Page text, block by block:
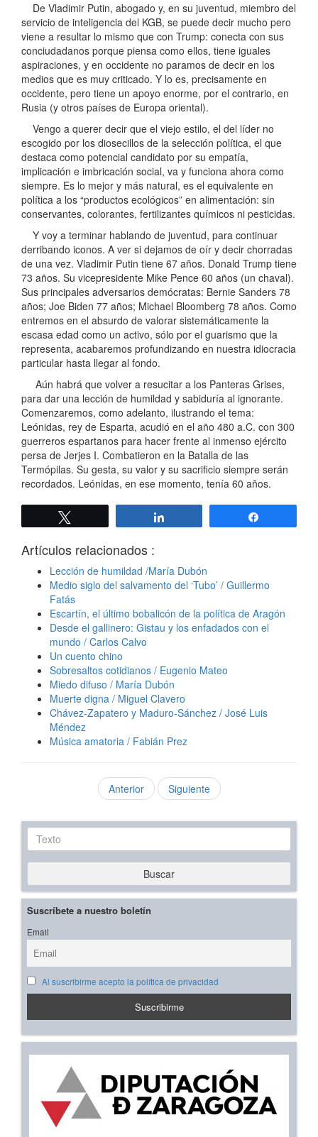
De Vladimir Putin, abogado y, en su juventud, miembro del
servicio de inteligencia del KGB, se puede decir mucho pero
viene a resultar lo mismo que con Trump: conecta con sus
conciudadanos porque piensa como ellos, tiene iguales
aspiraciones, y en occidente no paramos de decir en los
medios que es muy criticado. Y lo es, precisamente en
occidente, pero tiene un apoyo enorme, por el contrario, en
Rusia (y otros países de Europa oriental).
Vengo a querer decir que el viejo estilo, el del líder no
escogido por los diosecillos de la selección política, el que
destaca como potencial candidato por su empatía,
implicación e imbricación social, va y funciona ahora como
siempre. Es lo mejor y más natural, es el equivalente en
política a los “productos ecológicos” en alimentación: sin
conservantes, colorantes, fertilizantes químicos ni pesticidas.
Y voy a terminar hablando de juventud, para continuar
derribando iconos. A ver si dejamos de oír y decir chorradas
de una vez. Vladimir Putin tiene 67 años. Donald Trump tiene
73 años. Su vicepresidente Mike Pence 60 años (un chaval).
Sus principales adversarios demócratas: Bernie Sanders 78
años; Joe Biden 77 años; Michael Bloomberg 78 años. Como
entremos en el absurdo de valorar sistemáticamente la
escasa edad como un activo, sólo por el guarismo que la
representa, acabaremos profundizando en nuestra idiocracia
particular hasta llegar al fondo.
Aún habrá que volver a resucitar a los Panteras Grises,
para dar una lección de humildad y sabiduría al ignorante.
Comenzaremos, como adelanto, ilustrando el tema:
Leónidas, rey de Esparta, acudió en el año 480 a.C. con 300
guerreros espartanos para hacer frente al inmenso ejército
persa de Jerjes I. Combatieron en la Batalla de las
Termópilas. Su gesta, su valor y su sacrificio siempre serán
recordados. Leónidas, en ese momento, tenía 60 años.
Artículos relacionados :
Lección de humildad /María Dubón
Medio siglo del salvamento del ‘Tubo’ / Guillermo
Fatás
Escartín, el último bobalicón de la política de Aragón
Desde el gallinero: Gistau y los enfadados con el
mundo / Carlos Calvo
Un cuento chino
Sobresaltos cotidianos / Eugenio Mateo
Miedo difuso / María Dubón
Muerte digna / Miguel Clavero
Chávez-Zapatero y Maduro-Sánchez / José Luis
Méndez
Música amatoria / Fabián Prez
Anterior Siguiente
Texto
Buscar
Suscríbete a nuestro boletín
Email
Al suscribirme acepto la política de privacidad